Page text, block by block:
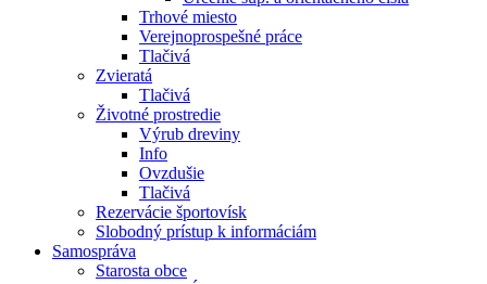
Trhové miesto
Verejnoprospešné práce
Tlačivá
Zvieratá
Tlačivá
Životné prostredie
Výrub dreviny
Info
Ovzdušie
Tlačivá
Rezervácie športovísk
Slobodný prístup k informáciám
Samospráva
Starosta obce